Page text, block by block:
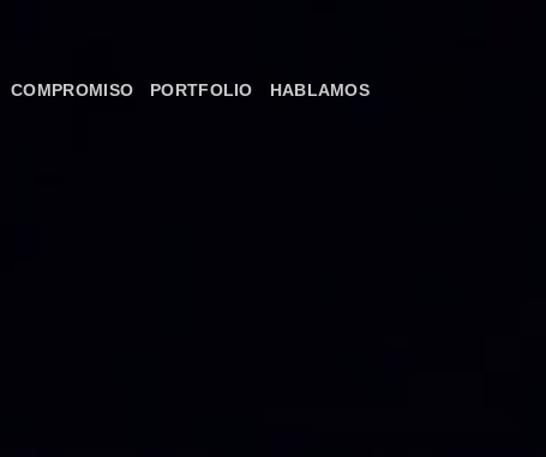
COMPROMISO PORTFOLIO HABLAMOS